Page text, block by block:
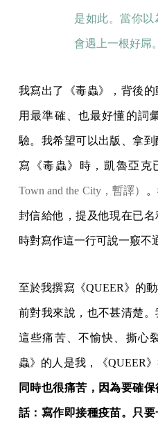
是如此。當你
會遇上一根好屌
我寫出了《毒蟲》，背後的
用最準確、也最好懂的詞
驗。我希望可以出版、拿
寫《毒蟲》時，凱魯亞克
Town and the City，暫譯）
封信給他，提及他現在已
時對寫作這一行可說一竅不
至於我撰寫《QUEER》的
前對我來說，也不甚清楚
這些痛苦、不愉快、撕心
蟲》的人是我，《QUEER
同時也很痛苦，因為要確
話：寫作即接種疫苗。只